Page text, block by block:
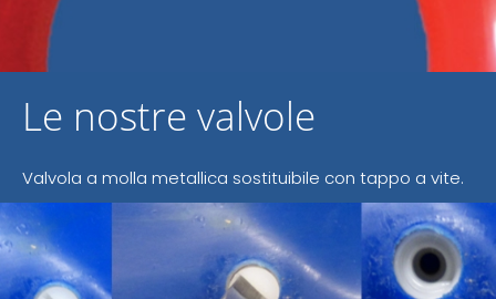
Le nostre valvole
Valvola a molla metallica sostituibile con tappo a vite.